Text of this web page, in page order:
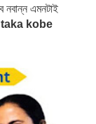
নবান্ন এমনটাই
kobe